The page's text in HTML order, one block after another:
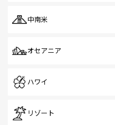
中南米
オセアニア
ハワイ
リゾート